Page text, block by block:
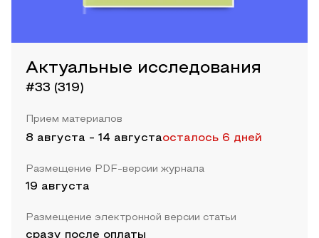
Актуальные исследования
#33 (319)
Прием материалов
8 августа - 14 августаосталось 6 дней
Размещение PDF-версии журнала
19 августа
Размещение электронной версии статьи
сразу после оплаты